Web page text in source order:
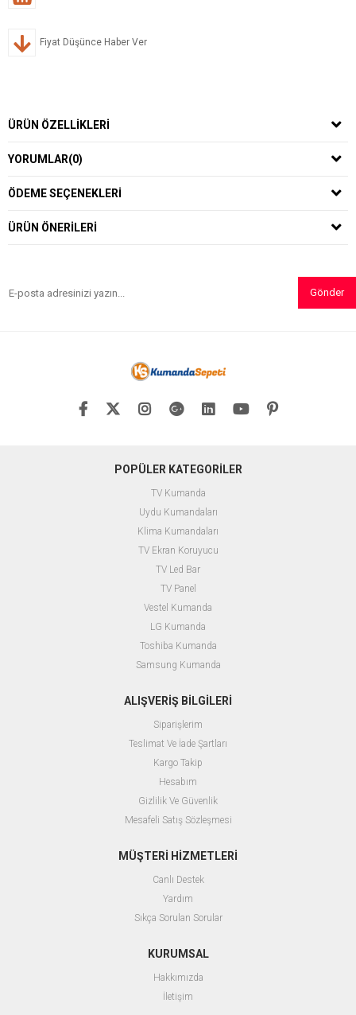
Fiyat Düşünce Haber Ver
ÜRÜN ÖZELLIKLERI
YORUMLAR(0)
ÖDEME SEÇENEKLERI
ÜRÜN ÖNERILERI
Gönder
POPÜLER KATEGORİLER
TV Kumanda
Uydu Kumandaları
Klima Kumandaları
TV Ekran Koruyucu
TV Led Bar
TV Panel
Vestel Kumanda
LG Kumanda
Toshiba Kumanda
Samsung Kumanda
ALIŞVERİŞ BİLGİLERİ
Siparişlerim
Teslimat Ve İade Şartları
Kargo Takip
Hesabım
Gizlilik Ve Güvenlik
Mesafeli Satış Sözleşmesi
MÜŞTERİ HİZMETLERİ
Canlı Destek
Yardım
Sıkça Sorulan Sorular
KURUMSAL
Hakkımızda
İletişim